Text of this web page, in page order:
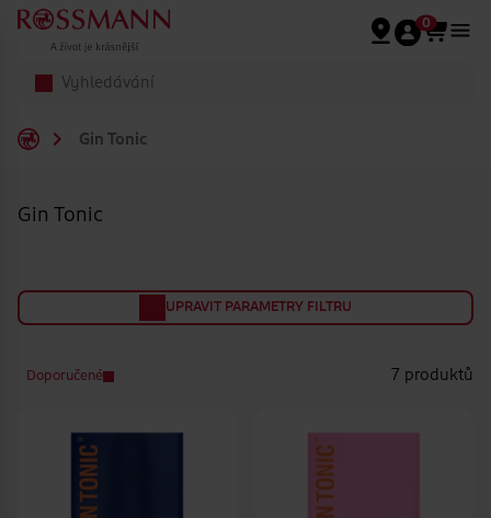
Přeskočit na hlavmní obsah
0
Gin Tonic
Gin Tonic
UPRAVIT PARAMETRY FILTRU
Doporučené 7 produktů